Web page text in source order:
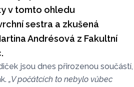
v tomto ohledu
sestra a zkušená
Andrésová z Fakultní
jsou dnes přirozenou součástí,
„V počátcích to nebylo vůbec